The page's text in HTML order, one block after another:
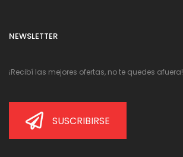
NEWSLETTER
¡Recibí las mejores ofertas, no te quedes afuera!
SUSCRIBIRSE